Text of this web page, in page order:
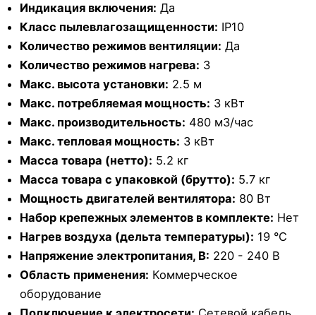
Индикация включения: Да
Класс пылевлагозащищенности: IP10
Количество режимов вентиляции: Да
Количество режимов нагрева: 3
Макс. высота установки: 2.5 м
Макс. потребляемая мощность: 3 кВт
Макс. производительность: 480 м3/час
Макс. тепловая мощность: 3 кВт
Масса товара (нетто): 5.2 кг
Масса товара с упаковкой (брутто): 5.7 кг
Мощность двигателей вентилятора: 80 Вт
Набор крепежных элементов в комплекте: Нет
Нагрев воздуха (дельта температуры): 19 °С
Напряжение электропитания, В: 220 - 240 В
Область применения: Коммерческое
оборудование